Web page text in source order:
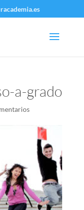
a-grado